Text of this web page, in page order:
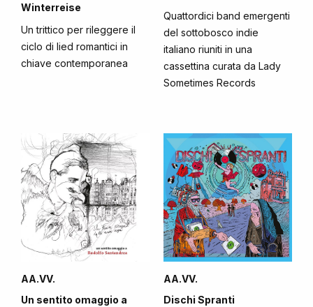
Winterreise
Un trittico per rileggere il
ciclo di lied romantici in
chiave contemporanea
Quattordici band emergenti
del sottobosco indie
italiano riuniti in una
cassettina curata da Lady
Sometimes Records
AA.VV.
Un sentito omaggio a
AA.VV.
Dischi Spranti